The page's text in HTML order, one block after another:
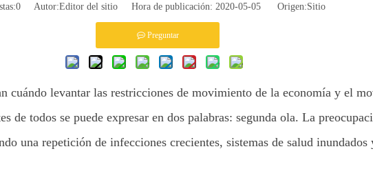
0Autor:Editor del sitio Hora de publicación: 2020-05-05 Origen:Sitio
Preguntar
cuándo levantar las restricciones de movimiento de la economía y el
de todos se puede expresar en dos palabras: segunda ola. La
una repetición de infecciones crecientes, sistemas de salud inundados